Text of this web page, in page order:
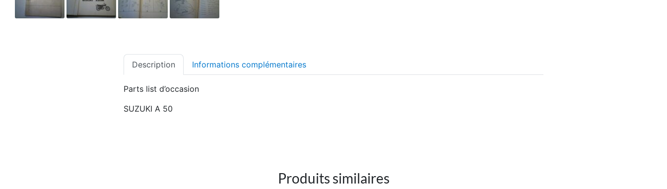
Description Informations complémentaires
Parts list d’occasion
SUZUKI A 50
Produits similaires